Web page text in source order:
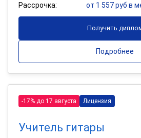
Рассрочка:
от 1 557 руб в
Получить
Подробнее
-17% до 17 августа Лицензия
Учитель гитары